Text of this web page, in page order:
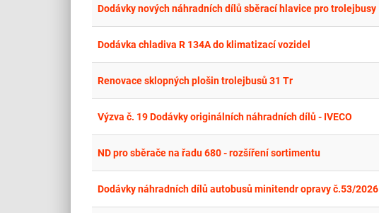
Dodávky nových náhradních dílů sběrací hlavice pro trolejbusy
Dodávka chladiva R 134A do klimatizací vozidel
Renovace sklopných plošin trolejbusů 31 Tr
Výzva č. 19 Dodávky originálních náhradních dílů - IVECO
ND pro sběrače na řadu 680 - rozšíření sortimentu
Dodávky náhradních dílů autobusů minitendr opravy č.53/2026